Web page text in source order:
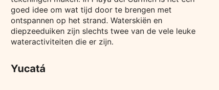
goed idee om wat tijd door te brengen met
ontspannen op het strand. Waterskiën en
diepzeeduiken zijn slechts twee van de vele leuke
wateractiviteiten die er zijn.
Yucatá